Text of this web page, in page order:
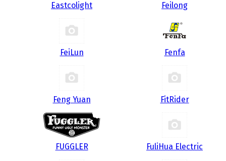
Eastcolight Feilong
FeiLun Fenfa
Feng Yuan FitRider
FUGGLER FuliHua Electric